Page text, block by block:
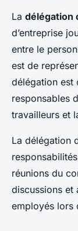
La délégation
d’entreprise
entre le
est de
délégation est
responsables
travailleurs et
La délégation
réunions du
discussions et
employés lors